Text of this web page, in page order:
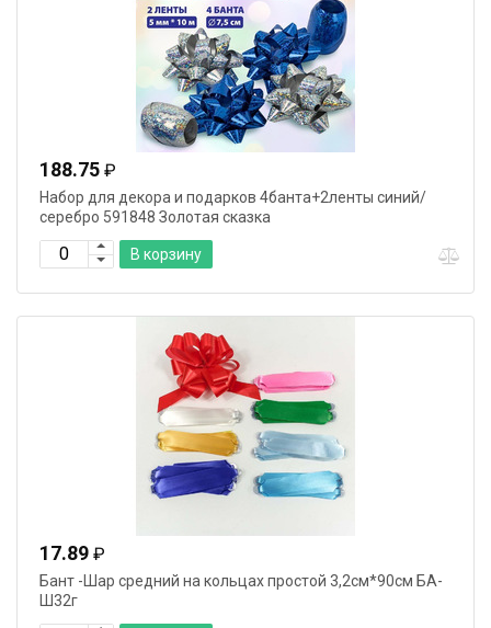
188.75 ₽
Набор для декора и подарков 4банта+2ленты синий/
серебро 591848 Золотая сказка
В корзину
17.89 ₽
Бант -Шар средний на кольцах простой 3,2см*90см БА-
Ш32г